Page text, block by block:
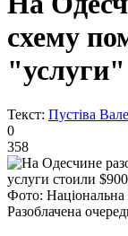
схему
"услуги"
Текст: Пустіва
0
358
Фото: Національна
Разоблачена